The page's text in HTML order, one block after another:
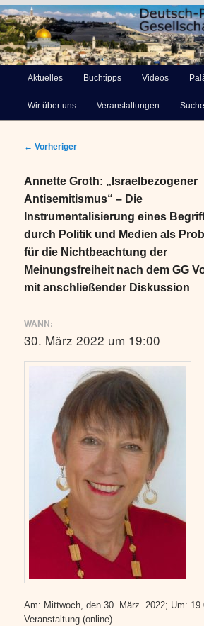
Deutsch-
Zum
primären
Aktuelles Buchtipps Videos
Wir über uns Veranstaltungen
Beitragsnavigation
← Vorheriger
Annette Groth: „Israelbezogener
Antisemitismus“ – Die
Instrumentalisierung eines
durch Politik und Medien als
für die Nichtbeachtung der
Meinungsfreiheit nach dem GG
mit anschließender Diskussion
WANN:
30. März 2022 um 19:00
Am: Mittwoch, den 30. März. 2022; Um:
Veranstaltung (online)